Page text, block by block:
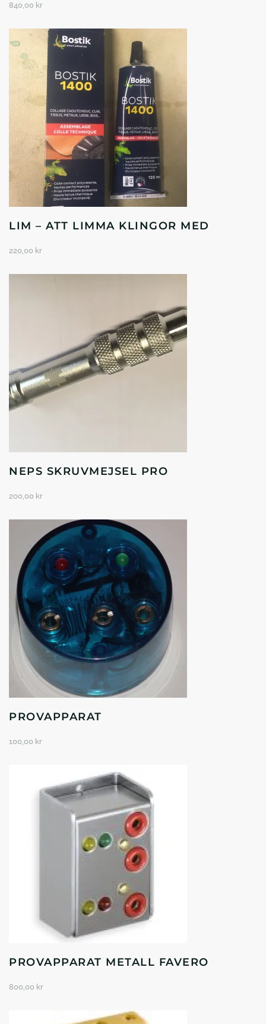
840,00 kr
LIM – ATT LIMMA KLINGOR MED
220,00 kr
NEPS SKRUVMEJSEL PRO
200,00 kr
PROVAPPARAT
100,00 kr
PROVAPPARAT METALL FAVERO
800,00 kr